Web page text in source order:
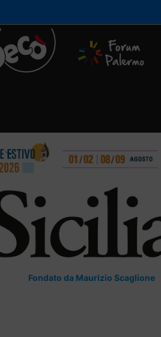
Fondato da Maurizio Scaglione